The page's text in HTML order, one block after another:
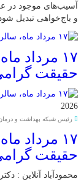
آسیب‌های موجود در
و باج‌خواهی تبدیل شود.
۱۷ مرداد
حقیقت
2026
رئیس شبکه بهداشت و
۱۷ مرداد
حقیقت
محمودآباد آنلاین :